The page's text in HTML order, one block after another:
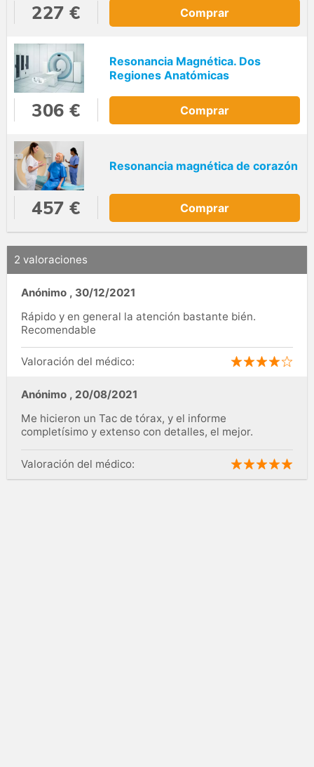
227 € Comprar
Resonancia Magnética. Dos
Regiones Anatómicas
306 € Comprar
Resonancia magnética de corazón
457 € Comprar
2 valoraciones
Anónimo , 30/12/2021
Rápido y en general la atención bastante bién.
Recomendable
Valoración del médico:
Anónimo , 20/08/2021
Me hicieron un Tac de tórax, y el informe
completísimo y extenso con detalles, el mejor.
Valoración del médico: